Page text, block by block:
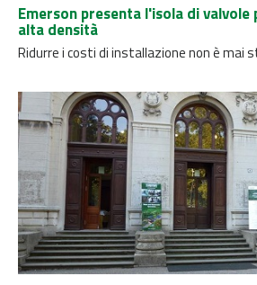
Emerson presenta l'isola di valvole
alta densità
Ridurre i costi di installazione non è mai